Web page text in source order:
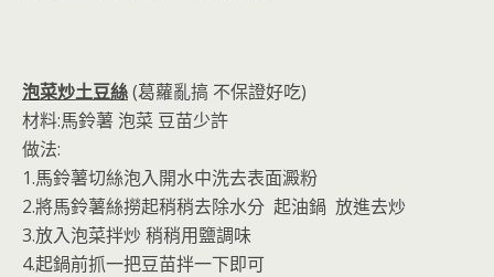
泡菜炒土豆絲(葛蘿亂搞 不保證好吃)
材料:馬鈴薯 泡菜 豆苗少許
做法:
1.馬鈴薯切絲泡入開水中洗去表面澱粉
2.將馬鈴薯絲撈起稍稍去除水分 起油鍋 放進去炒
3.放入泡菜拌炒 稍稍用鹽調味
4.起鍋前抓一把豆苗拌一下即可